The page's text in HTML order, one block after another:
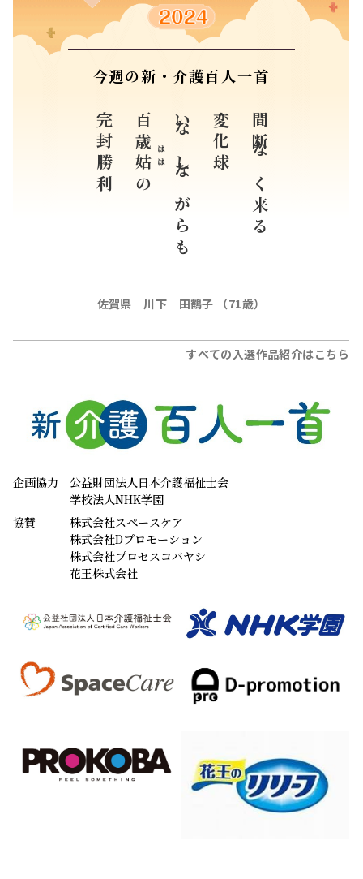
今週の新・介護百人一首
間断なく来る
変化球
いなしながらも
百歳
姑 はは
の
完封勝利
佐賀県 川下 田鶴子 （71歳）
すべての入選作品紹介はこちら
企画協力
公益財団法人日本介護福祉士会
学校法人NHK学園
協賛
株式会社スペースケア
株式会社Dプロモーション
株式会社プロセスコバヤシ
花王株式会社